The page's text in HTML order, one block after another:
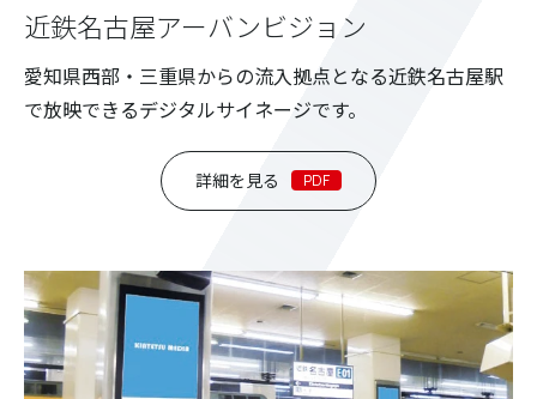
近鉄名古屋アーバンビジョン
愛知県西部・三重県からの流入拠点となる近鉄名古屋駅
で放映できるデジタルサイネージです。
詳細を見る PDF